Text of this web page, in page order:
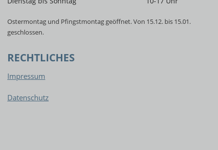
Ostermontag und Pfingstmontag geöffnet. Von 15.12. bis 15.01.
geschlossen.
RECHTLICHES
Impressum
Datenschutz